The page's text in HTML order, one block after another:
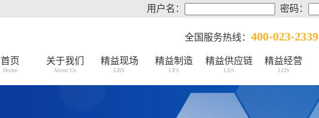
用户名： 密码：
全国服务热线： 400-023-2339
首页
Home
关于我们
About Us
精益现场
LBS
精益制造
LPS
精益供应链
LSS
精益经营
LOS